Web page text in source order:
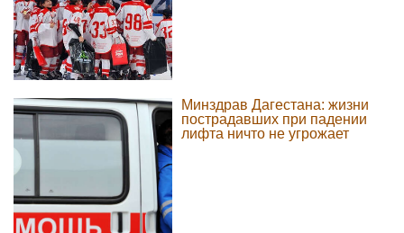
Минздрав Дагестана: жизни
пострадавших при падении
лифта ничто не угрожает